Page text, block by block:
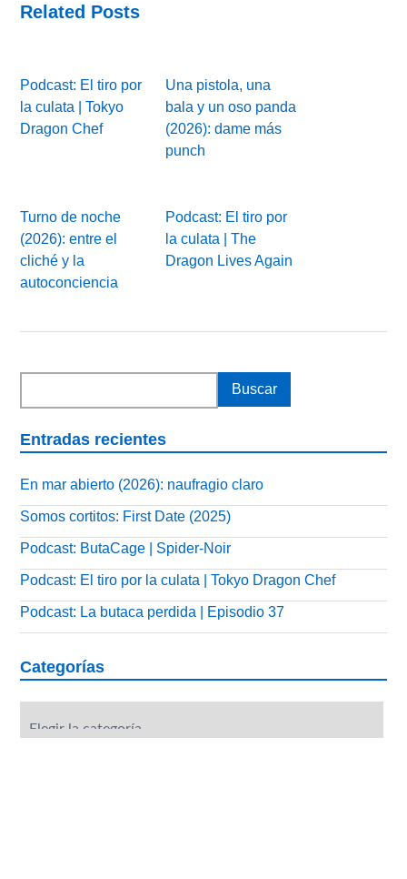
Related Posts
Podcast: El tiro por
la culata | Tokyo
Dragon Chef
Una pistola, una
bala y un oso panda
(2026): dame más
punch
Turno de noche
(2026): entre el
cliché y la
autoconciencia
Podcast: El tiro por
la culata | The
Dragon Lives Again
Entradas recientes
En mar abierto (2026): naufragio claro
Somos cortitos: First Date (2025)
Podcast: ButaCage | Spider-Noir
Podcast: El tiro por la culata | Tokyo Dragon Chef
Podcast: La butaca perdida | Episodio 37
Categorías